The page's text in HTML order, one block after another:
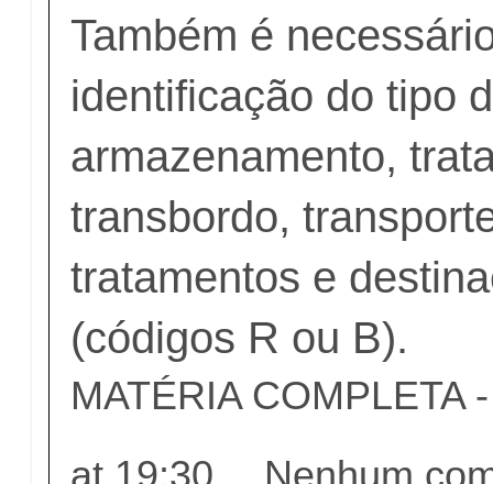
Também é
identificação do tipo
armazenamento,
transbordo,
tratamentos e
(códigos R ou B).
MATÉRIA COMPLETA
at 19:30 Nenhum